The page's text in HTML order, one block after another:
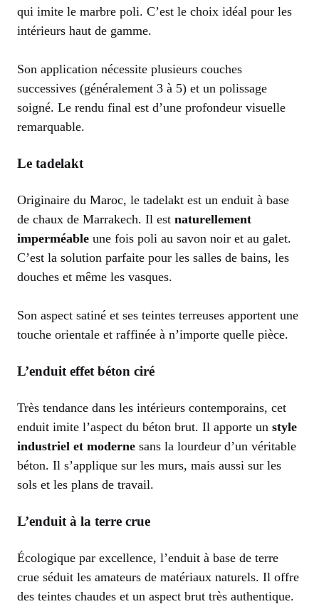
qui imite le marbre poli. C’est le choix idéal pour les
intérieurs haut de gamme.
Son application nécessite plusieurs couches
successives (généralement 3 à 5) et un polissage
soigné. Le rendu final est d’une profondeur visuelle
remarquable.
Le tadelakt
Originaire du Maroc, le tadelakt est un enduit à base
de chaux de Marrakech. Il est naturellement
imperméable une fois poli au savon noir et au galet.
C’est la solution parfaite pour les salles de bains, les
douches et même les vasques.
Son aspect satiné et ses teintes terreuses apportent une
touche orientale et raffinée à n’importe quelle pièce.
L’enduit effet béton ciré
Très tendance dans les intérieurs contemporains, cet
enduit imite l’aspect du béton brut. Il apporte un style
industriel et moderne sans la lourdeur d’un véritable
béton. Il s’applique sur les murs, mais aussi sur les
sols et les plans de travail.
L’enduit à la terre crue
Écologique par excellence, l’enduit à base de terre
crue séduit les amateurs de matériaux naturels. Il offre
des teintes chaudes et un aspect brut très authentique.